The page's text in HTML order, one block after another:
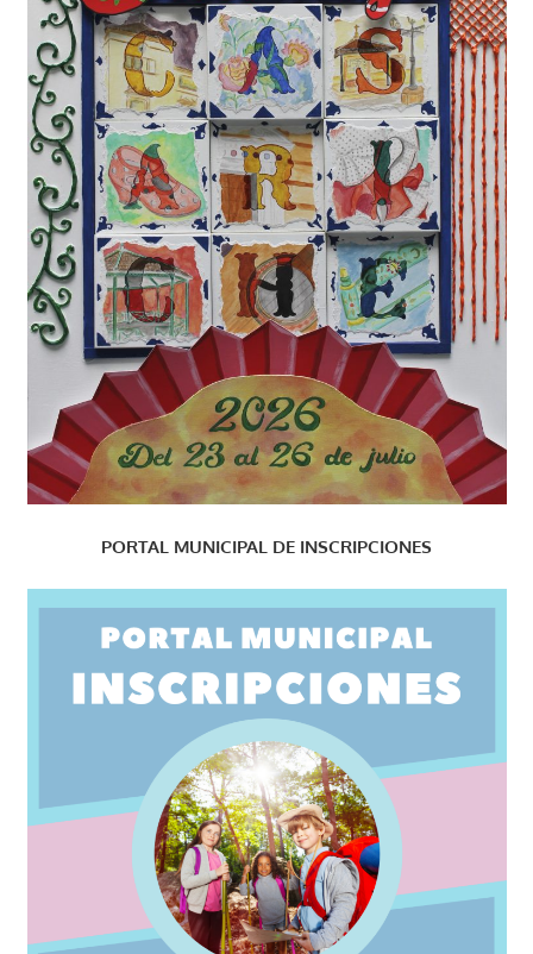
PORTAL MUNICIPAL DE INSCRIPCIONES